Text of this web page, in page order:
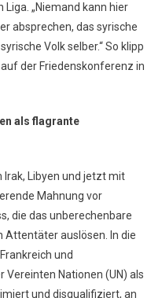
„Niemand kann hier
absprechen, das syrische
Volk selber.“ So klipp
der Friedenskonferenz in
als flagrante
Irak, Libyen und jetzt mit
Mahnung vor
die das unberechenbare
Attentäter auslösen. In die
und
Nationen (UN) als
und disqualifiziert, an